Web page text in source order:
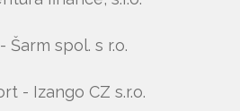
Šarm spol. s r.o.
- Izango CZ s.r.o.